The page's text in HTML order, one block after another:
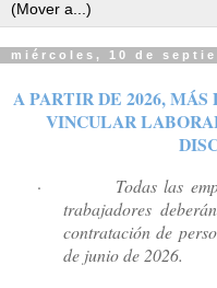
miércoles, 10 de
A PARTIR DE 2026, MÁS
VINCULAR
·
Todas las
trabajadores
contratación de
de junio de 2026.